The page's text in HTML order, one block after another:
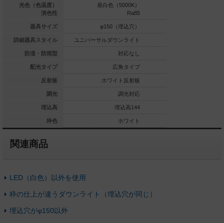
光色（色温度）
演色性
器具サイズ
詳細器具スタイル
防湿・防雨型
配光タイプ
反射板
調光
埋込高
枠色
白色（4000K）
（埋込穴）
ダウンライト
対応なし
中角タイプ
昼白色（5000K）
Ra85
φ150（埋込穴）
ユニバーサルダウンライト
対応なし
広角タイプ
ホワイト反射板
調光対応
埋込高144
ホワイト
関連商品
LED（白色）以外を使用
枠の仕上が違うダウンライト（埋込穴が同じ）
埋込穴がφ150以外